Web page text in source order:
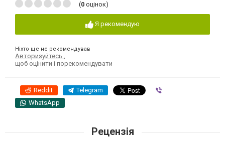
(0 оцінок)
Я рекомендую
Ніхто ще не рекомендував
Авторизуйтесь
щоб оцінити і порекомендувати
Reddit Telegram
WhatsApp
Рецензія